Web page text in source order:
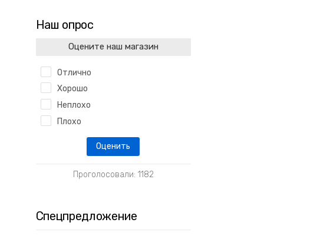
Наш опрос
Оцените наш магазин
Отлично
Хорошо
Неплохо
Плохо
Проголосовали: 1182
Спецпредложение